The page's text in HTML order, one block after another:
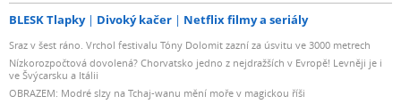
BLESK Tlapky Divoký kačer Netflix filmy a seriály
Sraz v šest ráno. Vrchol festivalu Tóny Dolomit zazní za úsvitu ve 3000 metrech
Nízkorozpočtová dovolená? Chorvatsko jedno z nejdražších v Evropě! Levněji je i
ve Švýcarsku a Itálii
OBRAZEM: Modré slzy na Tchaj-wanu mění moře v magickou říši